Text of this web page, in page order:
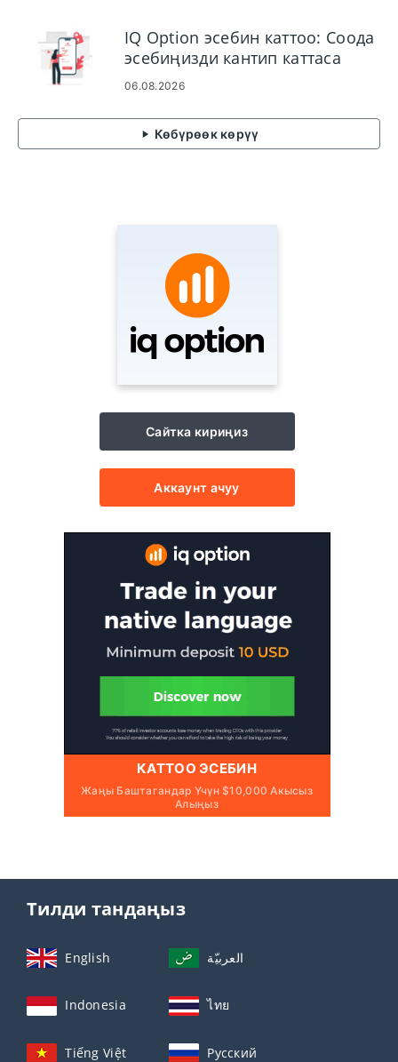
IQ Option эсебин каттоо: Соода
эсебиңизди кантип каттаса
болот
06.08.2026
Көбүрөөк көрүү
Сайтка кириңиз
Аккаунт ачуу
КАТТОО ЭСЕБИН
Жаңы Баштагандар Үчүн $10,000 Акысыз
Алыңыз
Тилди тандаңыз
English العربيّة
Indonesia ไทย
Tiếng Việt Русский